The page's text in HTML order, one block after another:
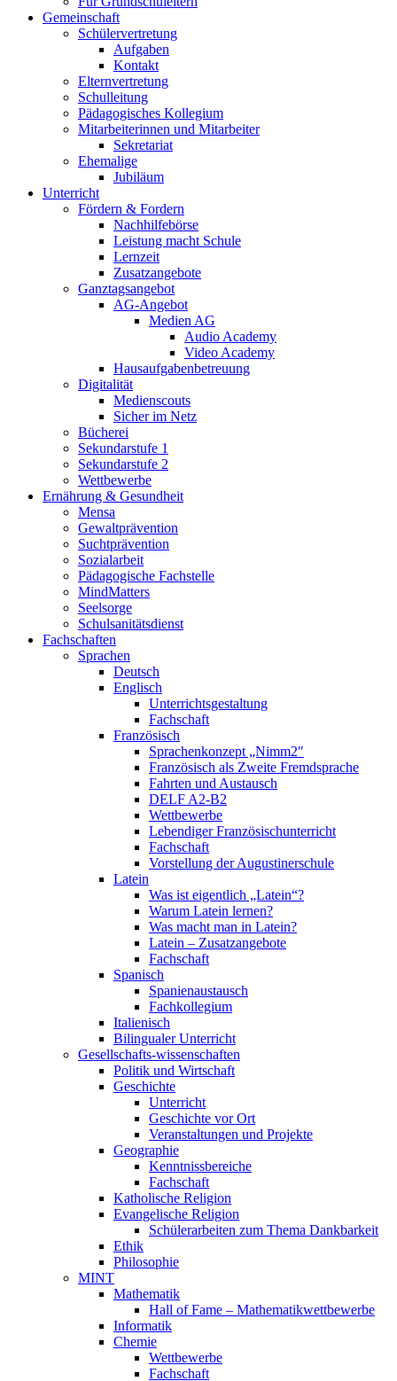
Gemeinschaft
Schülervertretung
Aufgaben
Kontakt
Elternvertretung
Schulleitung
Pädagogisches Kollegium
Mitarbeiterinnen und Mitarbeiter
Sekretariat
Ehemalige
Jubiläum
Unterricht
Fördern & Fordern
Nachhilfebörse
Leistung macht Schule
Lernzeit
Zusatzangebote
Ganztagsangebot
AG-Angebot
Medien AG
Audio Academy
Video Academy
Hausaufgabenbetreuung
Digitalität
Medienscouts
Sicher im Netz
Bücherei
Sekundarstufe 1
Sekundarstufe 2
Wettbewerbe
Ernährung & Gesundheit
Mensa
Gewaltprävention
Suchtprävention
Sozialarbeit
Pädagogische Fachstelle
MindMatters
Seelsorge
Schulsanitätsdienst
Fachschaften
Sprachen
Deutsch
Englisch
Unterrichtsgestaltung
Fachschaft
Französisch
Sprachenkonzept „Nimm2″
Französisch als Zweite Fremdsprache
Fahrten und Austausch
DELF A2-B2
Wettbewerbe
Lebendiger Französischunterricht
Fachschaft
Vorstellung der Augustinerschule
Latein
Was ist eigentlich „Latein“?
Warum Latein lernen?
Was macht man in Latein?
Latein – Zusatzangebote
Fachschaft
Spanisch
Spanienaustausch
Fachkollegium
Italienisch
Bilingualer Unterricht
Gesellschafts-wissenschaften
Politik und Wirtschaft
Geschichte
Unterricht
Geschichte vor Ort
Veranstaltungen und Projekte
Geographie
Kenntnissbereiche
Fachschaft
Katholische Religion
Evangelische Religion
Schülerarbeiten zum Thema Dankbarkeit
Ethik
Philosophie
MINT
Mathematik
Hall of Fame – Mathematikwettbewerbe
Informatik
Chemie
Wettbewerbe
Fachschaft